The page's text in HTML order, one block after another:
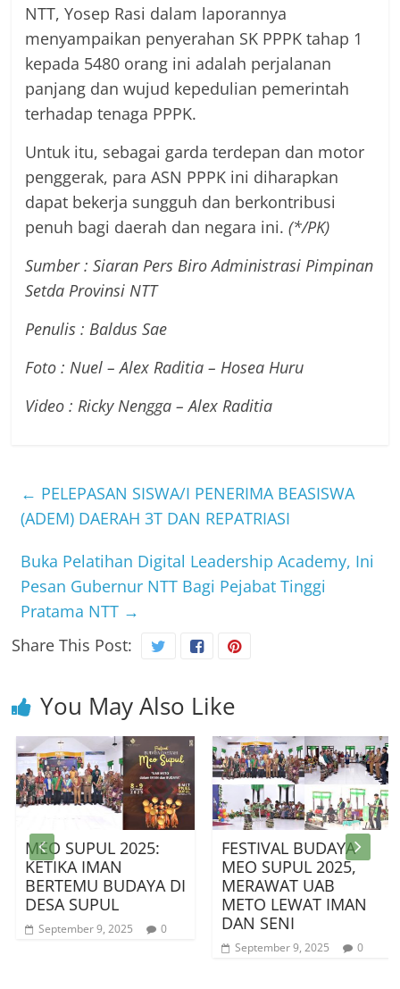
NTT, Yosep Rasi dalam laporannya
menyampaikan penyerahan SK PPPK tahap 1
kepada 5480 orang ini adalah perjalanan
panjang dan wujud kepedulian pemerintah
terhadap tenaga PPPK.
Untuk itu, sebagai garda terdepan dan motor
penggerak, para ASN PPPK ini diharapkan
dapat bekerja sungguh dan berkontribusi
penuh bagi daerah dan negara ini.(*/PK)
Sumber : Siaran Pers Biro Administrasi Pimpinan
Setda Provinsi NTT
Penulis : Baldus Sae
Foto : Nuel – Alex Raditia – Hosea Huru
Video : Ricky Nengga – Alex Raditia
← PELEPASAN SISWA/I PENERIMA BEASISWA
(ADEM) DAERAH 3T DAN REPATRIASI
Buka Pelatihan Digital Leadership Academy, Ini
Pesan Gubernur NTT Bagi Pejabat Tinggi
Pratama NTT →
Share This Post:
You May Also Like
SUPUL 2025:
IMAN
BUDAYA DI
SUPUL
September 9, 2025 0
FESTIVAL BUDAYA
MEO SUPUL 2025,
MERAWAT UAB
METO LEWAT IMAN
DAN SENI
September 9, 2025 0